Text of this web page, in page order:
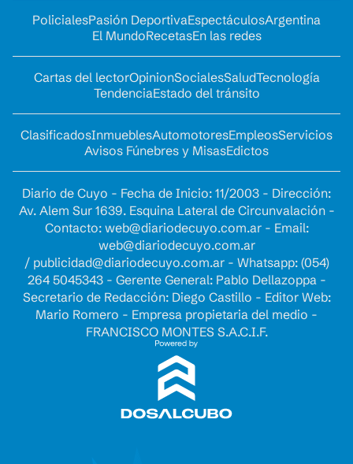
PolicialesPasión DeportivaEspectáculosArgentina
El MundoRecetasEn las redes
Cartas del lectorOpinionSocialesSaludTecnología
TendenciaEstado del tránsito
ClasificadosInmueblesAutomotoresEmpleosServicios
Avisos Fúnebres y MisasEdictos
Diario de Cuyo - Fecha de Inicio: 11/2003 - Dirección:
Av. Alem Sur 1639. Esquina Lateral de Circunvalación -
Contacto: web@diariodecuyo.com.ar- Email:
web@diariodecuyo.com.ar
/ publicidad@diariodecuyo.com.ar- Whatsapp: (054)
264 5045343 - Gerente General: Pablo Dellazoppa -
Secretario de Redacción: Diego Castillo - Editor Web:
Mario Romero - Empresa propietaria del medio -
FRANCISCO MONTES S.A.C.I.F.